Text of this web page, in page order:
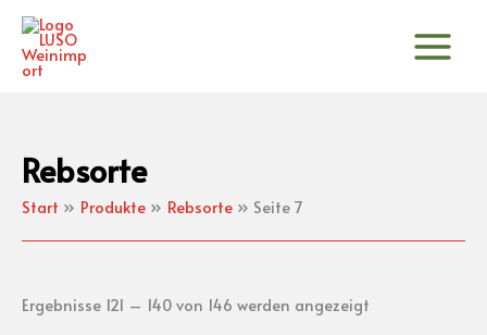
Zum
Inhalt
springen
Rebsorte
Start Produkte Rebsorte Seite 7
Ergebnisse 121 – 140 von 146 werden angezeigt